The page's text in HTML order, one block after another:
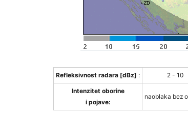
Refleksivnost radara [dBz] : 2 - 10
Intenzitet oborine
i pojave:
naoblaka bez